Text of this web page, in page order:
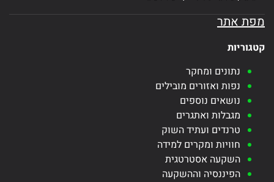
מפת אתר
קטגוריות
נתונים ומחקר
נפות ואזורים מובילים
נושאים נוספים
מגבלות ואתגרים
טרנדים ועתיד השוק
חוויות ומקרים למידה
השקעה אסטרטגית
הפיננסיה וההשקעה